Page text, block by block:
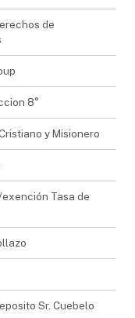
de
8°
y Misionero
Tasa de
Sr. Cuebelo